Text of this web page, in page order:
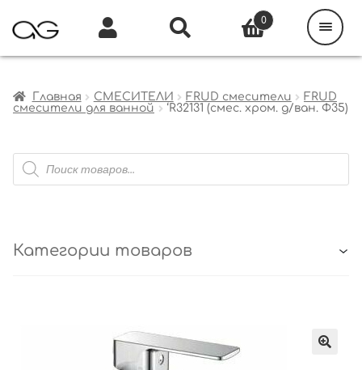
Главная СМЕСИТЕЛИ FRUD смесители
FRUD
смесители для ванной
‘R32131 (смес. хром. д/ван. Ф35)
Поиск
товаров
Категории товаров
0